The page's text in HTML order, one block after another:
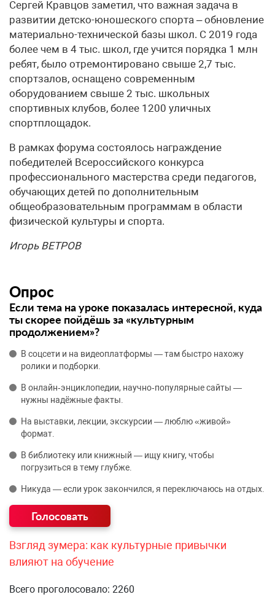
Сергей Кравцов заметил, что важная задача в
развитии детско-юношеского спорта – обновление
материально-технической базы школ. С 2019 года
более чем в 4 тыс. школ, где учится порядка 1 млн
ребят, было отремонтировано свыше 2,7 тыс.
спортзалов, оснащено современным
оборудованием свыше 2 тыс. школьных
спортивных клубов, более 1200 уличных
спортплощадок.
В рамках форума состоялось награждение
победителей Всероссийского конкурса
профессионального мастерства среди педагогов,
обучающих детей по дополнительным
общеобразовательным программам в области
физической культуры и спорта.
Игорь ВЕТРОВ
Опрос
Если тема на уроке показалась интересной, куда
ты скорее пойдёшь за «культурным
продолжением»?
В соцсети и на видеоплатформы — там быстро нахожу
ролики и подборки.
В онлайн‑энциклопедии, научно‑популярные сайты —
нужны надёжные факты.
На выставки, лекции, экскурсии — люблю «живой»
формат.
В библиотеку или книжный — ищу книгу, чтобы
погрузиться в тему глубже.
Никуда — если урок закончился, я переключаюсь на отдых.
Взгляд зумера: как культурные привычки
влияют на обучение
Всего проголосовало: 2260